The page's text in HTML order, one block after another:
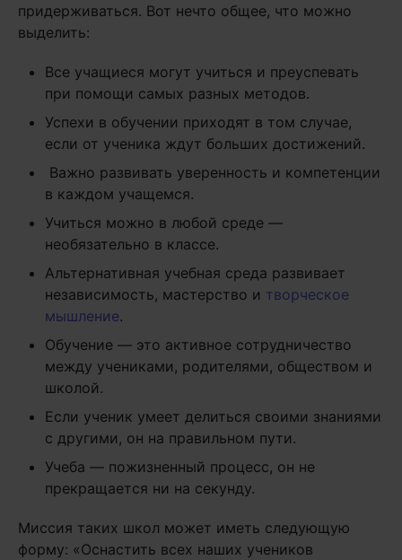
придерживаться. Вот нечто общее, что можно
выделить:
Все учащиеся могут учиться и преуспевать
при помощи самых разных методов.
Успехи в обучении приходят в том случае,
если от ученика ждут больших достижений.
Важно развивать уверенность и компетенции
в каждом учащемся.
Учиться можно в любой среде —
необязательно в классе.
Альтернативная учебная среда развивает
независимость, мастерство и творческое
мышление.
Обучение — это активное сотрудничество
между учениками, родителями, обществом и
школой.
Если ученик умеет делиться своими знаниями
с другими, он на правильном пути.
Учеба — пожизненный процесс, он не
прекращается ни на секунду.
Миссия таких школ может иметь следующую
форму: «Оснастить всех наших учеников